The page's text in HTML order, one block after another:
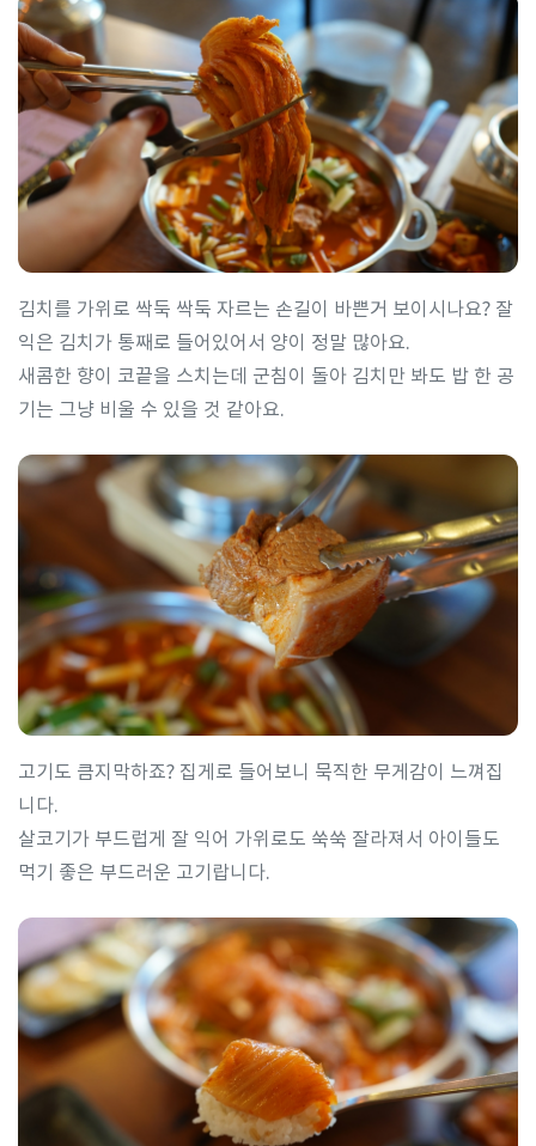
김치를 가위로 싹둑 싹둑 자르는 손길이 바쁜거 보이시나요? 잘
익은 김치가 통째로 들어있어서 양이 정말 많아요.
새콤한 향이 코끝을 스치는데 군침이 돌아 김치만 봐도 밥 한 공
기는 그냥 비울 수 있을 것 같아요.
고기도 큼지막하죠? 집게로 들어보니 묵직한 무게감이 느껴집
니다.
살코기가 부드럽게 잘 익어 가위로도 쑥쑥 잘라져서 아이들도
먹기 좋은 부드러운 고기랍니다.